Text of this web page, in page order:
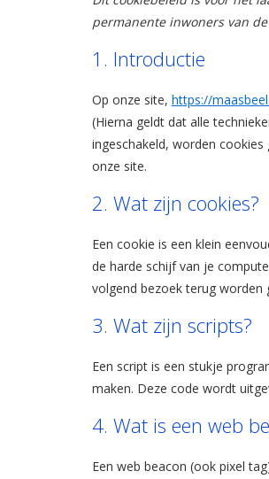
permanente inwoners van
1. Introductie
Op onze site, https://
(Hierna geldt dat alle
ingeschakeld, worden
onze site.
2. Wat zijn cookies?
Een cookie is een klein
de harde schijf van je
volgend bezoek terug worden
3. Wat zijn scripts?
Een script is een stukje
maken. Deze code wordt
4. Wat is een web
Een web beacon (ook pixel